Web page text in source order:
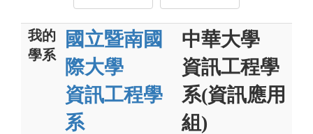
我的
學系
國立暨南國
際大學
資訊工程學
系
中華大學
資訊工程學
系(資訊應用
組)